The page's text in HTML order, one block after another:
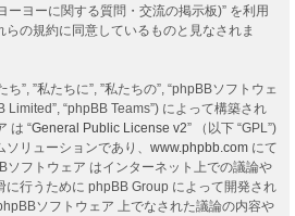
ーヨーに関する質問・交流の掲示板)” を利用
の規約に同意しているものと見なされま
”, ”私たちに”, ”私たちの”, “phpBBソフトウェ
Limited”, “phpBB Teams”) によって構築され
は “General Public License v2” （以下 “GPL”)
リューションであり、 www.phpbb.com にて
ソフトウェア はインターネット上での議論や
に行うために phpBB Group によって開発され
ソフトウェア 上でなされた議論の内容や